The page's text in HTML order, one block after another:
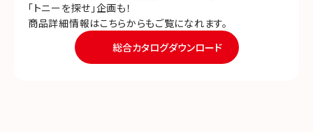
「トニーを探せ」企画も！
商品詳細情報はこちらからもご覧になれます。
総合カタログダウンロード